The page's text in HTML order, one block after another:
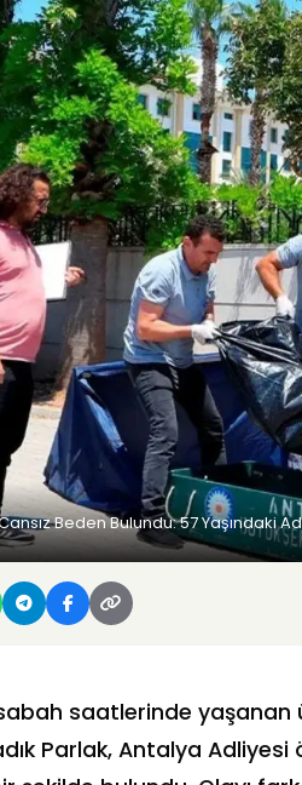
Beden Bulundu: 57 Yaşındaki
saatlerinde yaşanan
Parlak, Antalya Adliyesi